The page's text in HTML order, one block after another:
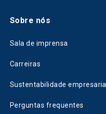
Sobre nós
Sala de imprensa
Carreiras
Sustentabilidade empresarial
Perguntas frequentes